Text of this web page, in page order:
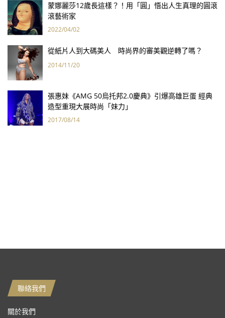
蒙娜麗莎12歲長這樣？！用「圓」悟出人生真理的圓滾
滾藝術家
2022/04/02
從紙片人到大碼美人 時尚界的審美觀逆轉了嗎？
2014/11/20
張惠妹《AMG 50烏托邦2.0慶典》引爆高雄巨蛋 經典
造型重現大展時尚「妹力」
2017/08/14
聯絡我們
關於我們